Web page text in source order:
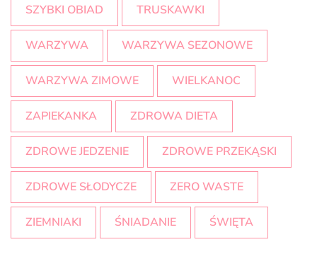
SZYBKI OBIAD TRUSKAWKI
WARZYWA WARZYWA SEZONOWE
WARZYWA ZIMOWE WIELKANOC
ZAPIEKANKA ZDROWA DIETA
ZDROWE JEDZENIE ZDROWE PRZEKĄSKI
ZDROWE SŁODYCZE ZERO WASTE
ZIEMNIAKI ŚNIADANIE ŚWIĘTA